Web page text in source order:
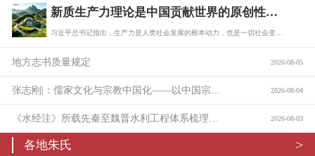
新质生产力理论是中国贡献世界的原创性理论
地方志书质量规定 2026-08-05
2026-08-04
2026-08-03
各地朱氏 >